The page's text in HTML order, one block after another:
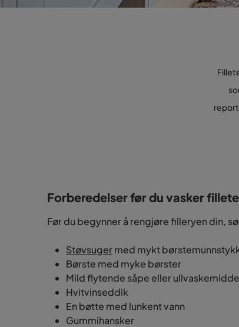
Forberedelser før du vasker
Før du begynner å rengjøre filleryen din,
Støvsugermed mykt
Børste med myke børster
Mild flytende såpe eller
Hvitvinseddik
En bøtte med lunkent vann
Gummihansker